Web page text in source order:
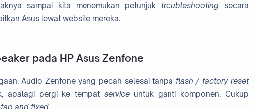
sampai kita menemukan petunjuk troubleshooting secara
Asus lewat website mereka.
pada HP Asus Zenfone
Audio Zenfone yang pecah selesai tanpa flash / factory reset
apalagi pergi ke tempat serviceuntuk ganti komponen. Cukup
tap and fixed.